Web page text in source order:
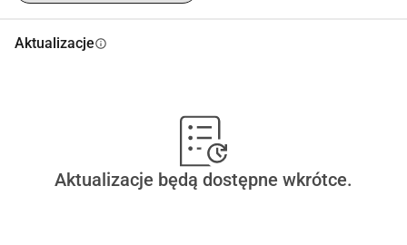
Aktualizacjeinfo
Aktualizacje będą dostępne wkrótce.